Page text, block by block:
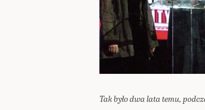
Tak było dwa lata temu,